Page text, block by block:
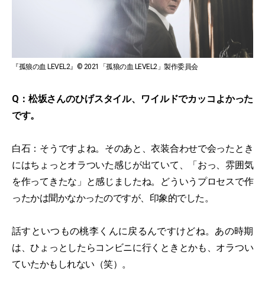
『孤狼の血 LEVEL2』© 2021「孤狼の血 LEVEL2」製作委員会
Q：松坂さんのひげスタイル、ワイルドでカッコよかった
です。
白石：そうですよね。そのあと、衣装合わせで会ったとき
にはちょっとオラついた感じが出ていて、「おっ、雰囲気
を作ってきたな」と感じましたね。どういうプロセスで作
ったかは聞かなかったのですが、印象的でした。
話すといつもの桃李くんに戻るんですけどね。あの時期
は、ひょっとしたらコンビニに行くときとかも、オラつい
ていたかもしれない（笑）。